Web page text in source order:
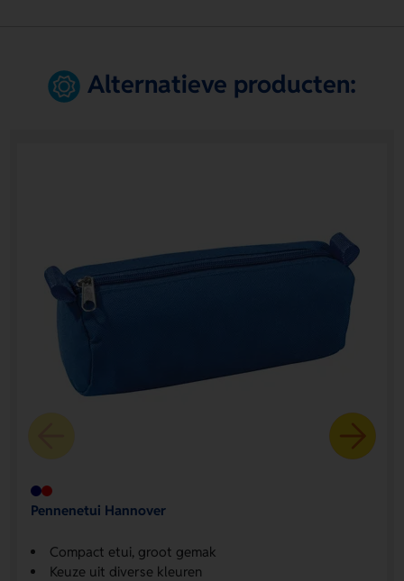
Alternatieve producten:
Pennenetui Hannover
Compact etui, groot gemak
Keuze uit diverse kleuren